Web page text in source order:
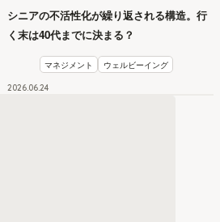
シニアの不活性化が繰り返される構造。行
く末は40代までに決まる？
マネジメント ウェルビーイング
2026.0624